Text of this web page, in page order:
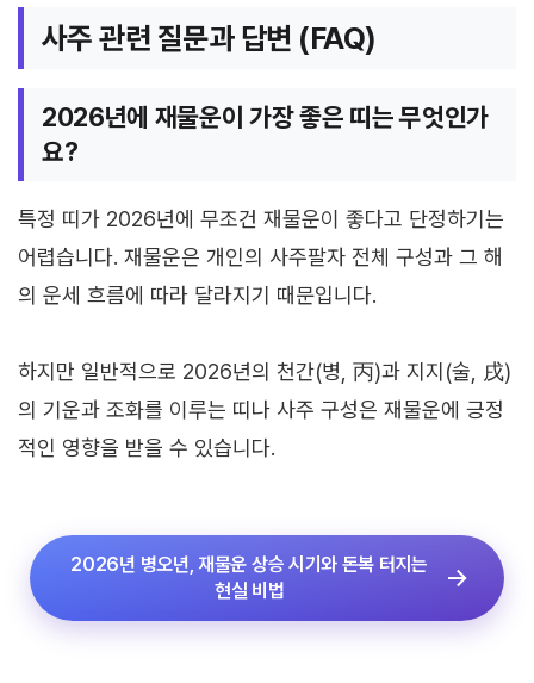
사주 관련 질문과 답변 (FAQ)
2026년에 재물운이 가장 좋은 띠는 무엇인가
요?
특정 띠가 2026년에 무조건 재물운이 좋다고 단정하기는
어렵습니다. 재물운은 개인의 사주팔자 전체 구성과 그 해
의 운세 흐름에 따라 달라지기 때문입니다.
하지만 일반적으로 2026년의 천간(병, 丙)과 지지(술, 戌)
의 기운과 조화를 이루는 띠나 사주 구성은 재물운에 긍정
적인 영향을 받을 수 있습니다.
2026년 병오년, 재물운 상승 시기와 돈복 터지는
현실 비법